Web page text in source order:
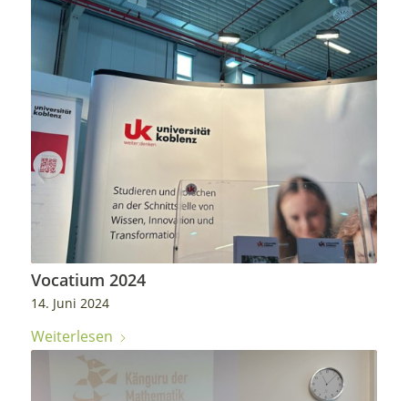
Vocatium 2024
14. Juni 2024
Weiterlesen